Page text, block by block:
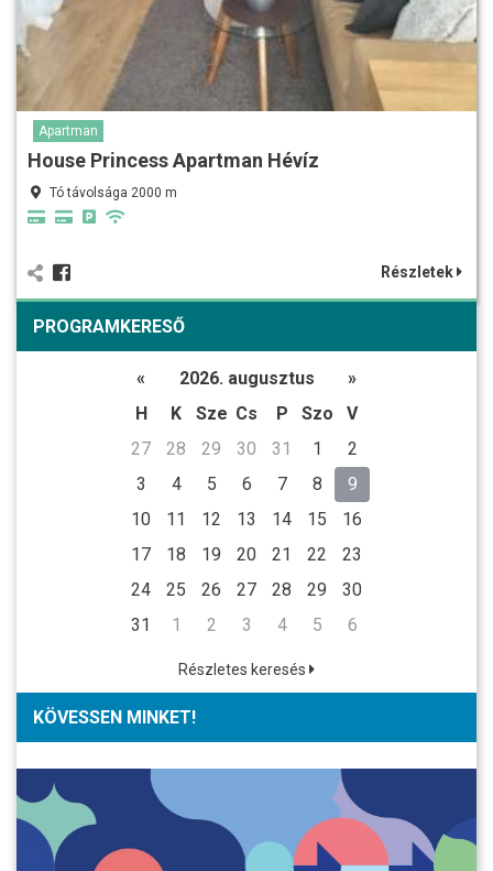
Apartman
House Princess Apartman Hévíz
Tó távolsága 2000 m
Részletek
PROGRAMKERESŐ
« 2026. augusztus
»
H
K Sze Cs P Szo
V
27
28 29 30 31 1
2
3
4 5 6 7 8
9
10
11 12 13 14 15
16
17
18 19 20 21 22
23
24
25 26 27 28 29
30
31
1 2 3 4 5 6
Részletes keresés
KÖVESSEN MINKET!